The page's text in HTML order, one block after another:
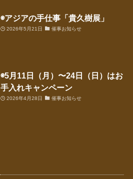
◉アジアの手仕事「貴久樹展」
2026年5月21日 催事お知らせ
◉5月11日（月）〜24日（日）はお
手入れキャンペーン
2026年4月28日 催事お知らせ